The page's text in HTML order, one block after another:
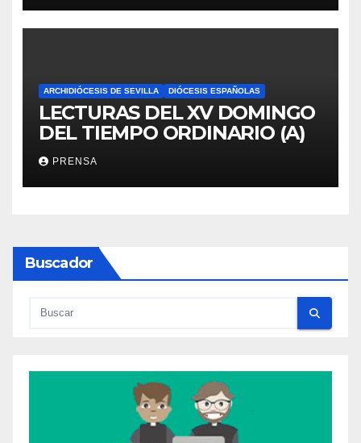
ARCHIDIÓCESIS DE SEVILLA DIÓCESIS ESPAÑOLAS
LECTURAS DEL XV DOMINGO
DEL TIEMPO ORDINARIO (A)
PRENSA
Buscador